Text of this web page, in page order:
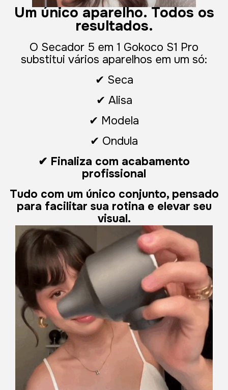
Um único aparelho. Todos os
resultados.
O Secador 5 em 1 Gokoco S1 Pro
substitui vários aparelhos em um só:
✔ Seca
✔ Alisa
✔ Modela
✔ Ondula
✔ Finaliza com acabamento
profissional
Tudo com um único conjunto, pensado
para facilitar sua rotina e elevar seu
visual.